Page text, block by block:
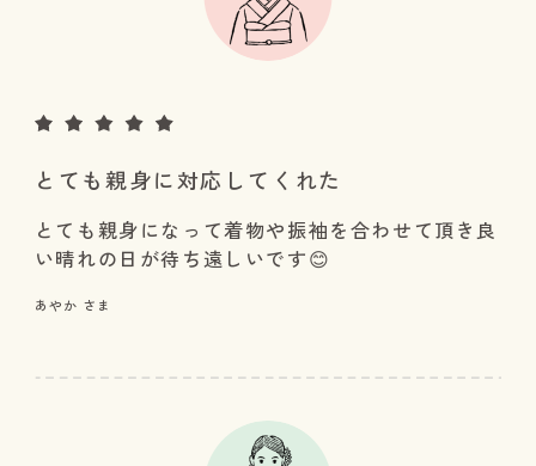
とても親身に対応してくれた
とても親身になって着物や振袖を合わせて頂き良
い晴れの日が待ち遠しいです😊
あやか さま